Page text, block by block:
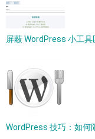
屏蔽 WordPress 小工
WordPress 技巧：如何